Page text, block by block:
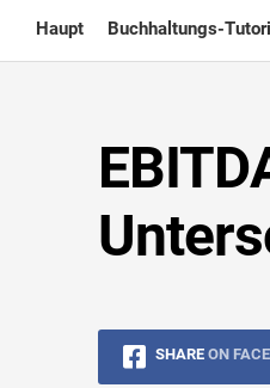
content
Haupt Buchhaltungs-
SHARE ON